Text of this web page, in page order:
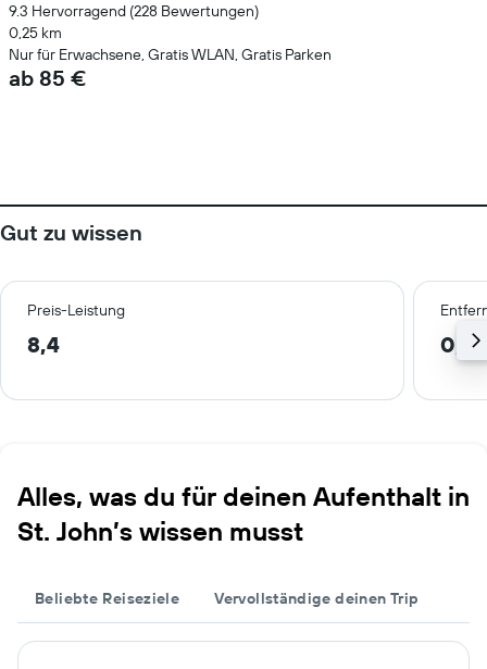
9.3 Hervorragend (228 Bewertungen)
0,25 km
Nur für Erwachsene, Gratis WLAN, Gratis Parken
ab 85 €
Gut zu wissen
Preis-Leistung
8,4 0,4
Alles, was du für deinen Aufenthalt in
St. John’s wissen musst
Beliebte Reiseziele Vervollständige deinen Trip